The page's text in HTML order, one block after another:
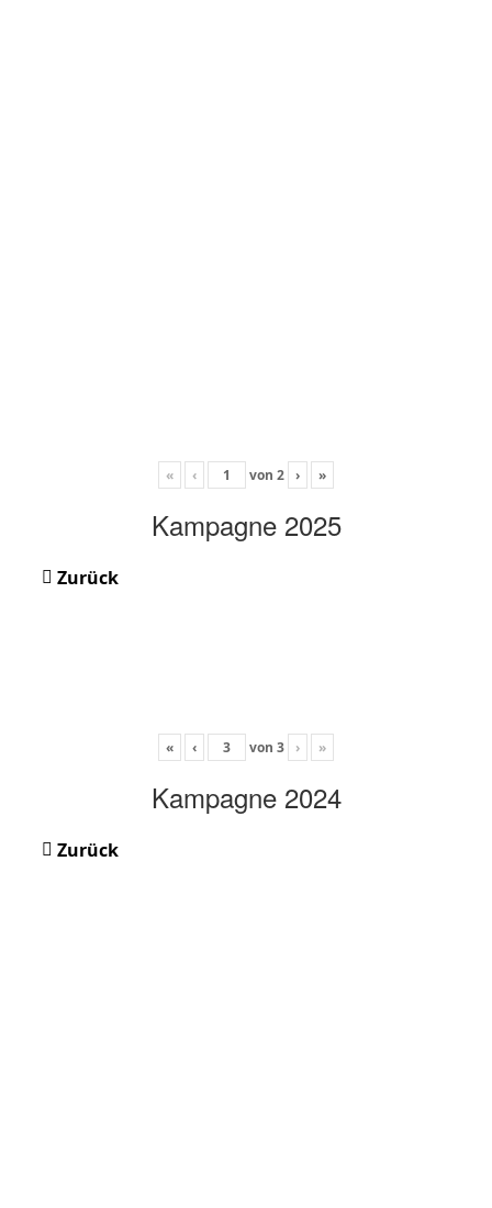
« ‹ von 2 › »
Kampagne 2025
Zurück
« ‹ von 3 › »
Kampagne 2024
Zurück